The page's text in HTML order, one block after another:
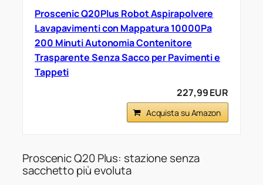
Proscenic Q20Plus Robot Aspirapolvere
Lavapavimenti con Mappatura 10000Pa
200 Minuti Autonomia Contenitore
Trasparente Senza Sacco per Pavimenti e
Tappeti
227,99 EUR
Acquista su Amazon
Proscenic Q20 Plus: stazione senza
sacchetto più evoluta